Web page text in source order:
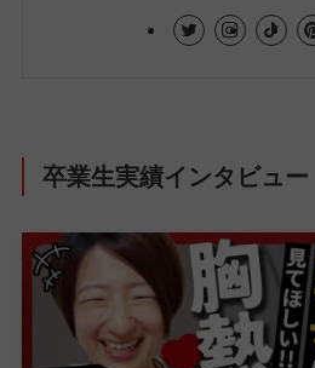
卒業生実績インタビュー